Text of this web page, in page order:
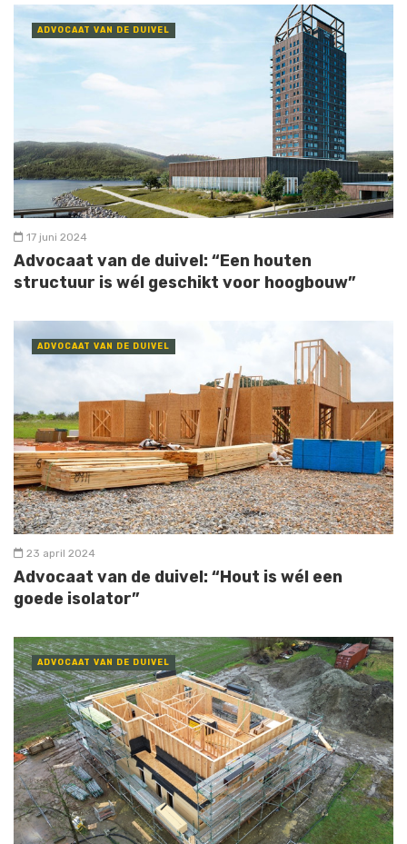
ADVOCAAT VAN DE DUIVEL
17 juni 2024
Advocaat van de duivel: “Een houten
structuur is wél geschikt voor hoogbouw”
ADVOCAAT VAN DE DUIVEL
23 april 2024
Advocaat van de duivel: “Hout is wél een
goede isolator”
ADVOCAAT VAN DE DUIVEL